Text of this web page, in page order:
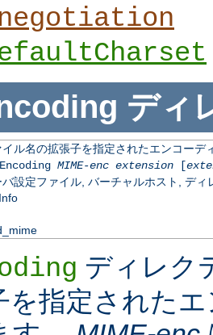
ディ
イル名の拡張子を指定されたエンコーデ
MIME-enc extension[
バ設定ファイル, バーチャルホスト, ディ
ディレク
を指定された